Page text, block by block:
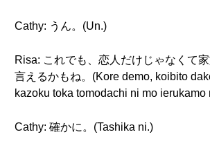
Cathy: うん。(Un.)
Risa: これでも、恋人だけじゃなくて
言えるかもね。(Kore demo, koibito
kazoku toka tomodachi ni mo ierukamo
Cathy: 確かに。(Tashika ni.)